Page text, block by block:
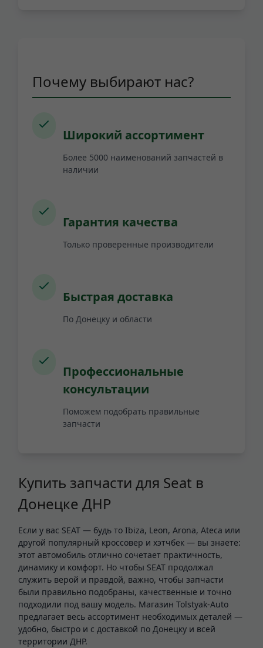
Почему выбирают нас?
Широкий ассортимент
Более 5000 наименований запчастей в
наличии
Гарантия качества
Только проверенные производители
Быстрая доставка
По Донецку и области
Профессиональные
консультации
Поможем подобрать правильные
запчасти
Купить запчасти для Seat в
Донецке ДНР
Если у вас SEAT — будь то Ibiza, Leon, Arona, Ateca или
другой популярный кроссовер и хэтчбек — вы знаете:
этот автомобиль отлично сочетает практичность,
динамику и комфорт. Но чтобы SEAT продолжал
служить верой и правдой, важно, чтобы запчасти
были правильно подобраны, качественные и точно
подходили под вашу модель. Магазин Tolstyak-Auto
предлагает весь ассортимент необходимых деталей —
удобно, быстро и с доставкой по Донецку и всей
территории ДНР.